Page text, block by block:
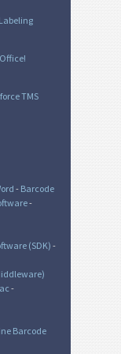
TMS
- Barcode
-
(SDK)-
-
Barcode